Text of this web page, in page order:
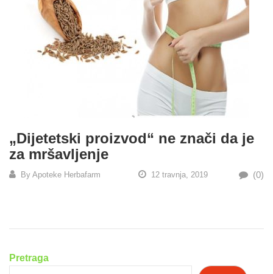
„Dijetetski proizvod“ ne znači da je
za mršavljenje
By Apoteke Herbafarm 12 travnja, 2019 (0)
Pretraga